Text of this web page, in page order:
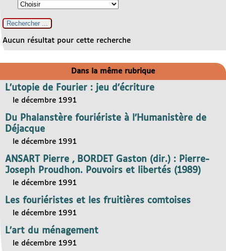
Aucun résultat pour cette recherche
Dans la même rubrique
L’utopie de Fourier : jeu d’écriture
le décembre 1991
Du Phalanstère fouriériste à l’Humanistère de
Déjacque
le décembre 1991
ANSART Pierre , BORDET Gaston (dir.) : Pierre-
Joseph Proudhon. Pouvoirs et libertés (1989)
le décembre 1991
Les fouriéristes et les fruitières comtoises
le décembre 1991
L’art du ménagement
le décembre 1991